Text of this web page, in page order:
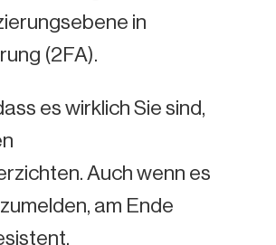
in
(2FA).
es wirklich Sie sind,
Auch wenn es
am Ende